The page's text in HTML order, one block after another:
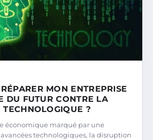
MON ENTREPRISE
DU FUTUR CONTRE LA
TECHNOLOGIQUE ?
économique marqué par une
technologiques, la disruption